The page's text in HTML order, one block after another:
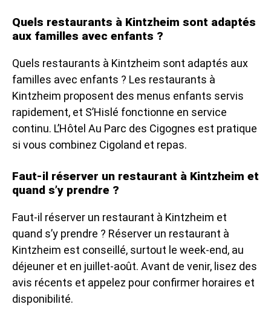
Quels restaurants à Kintzheim sont adaptés
aux familles avec enfants ?
Quels restaurants à Kintzheim sont adaptés aux
familles avec enfants ? Les restaurants à
Kintzheim proposent des menus enfants servis
rapidement, et S’Hislé fonctionne en service
continu. L’Hôtel Au Parc des Cigognes est pratique
si vous combinez Cigoland et repas.
Faut-il réserver un restaurant à Kintzheim et
quand s’y prendre ?
Faut-il réserver un restaurant à Kintzheim et
quand s’y prendre ? Réserver un restaurant à
Kintzheim est conseillé, surtout le week-end, au
déjeuner et en juillet-août. Avant de venir, lisez des
avis récents et appelez pour confirmer horaires et
disponibilité.